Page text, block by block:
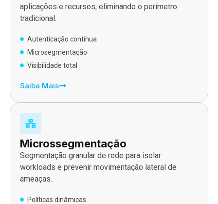
aplicações e recursos, eliminando o perímetro
tradicional.
Autenticação contínua
Microsegmentação
Visibilidade total
Saiba Mais
Microssegmentação
Segmentação granular de rede para isolar
workloads e prevenir movimentação lateral de
ameaças.
Políticas dinâmicas